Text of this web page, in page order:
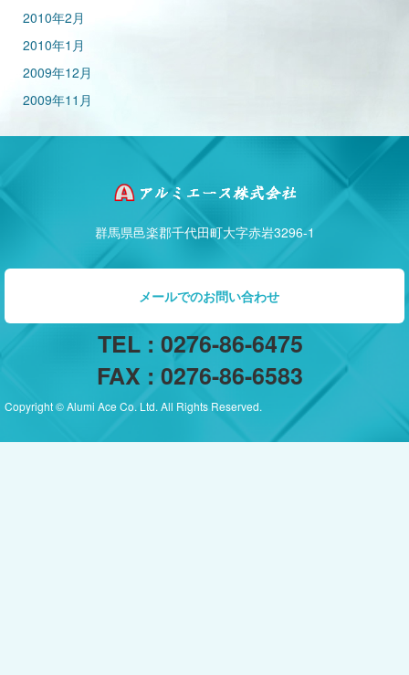
2010年2月
2010年1月
2009年12月
2009年11月
群馬県邑楽郡千代田町大字赤岩3296-1
メールでのお問い合わせ
TEL : 0276-86-6475
FAX : 0276-86-6583
Copyright © Alumi Ace Co. Ltd. All Rights Reserved.